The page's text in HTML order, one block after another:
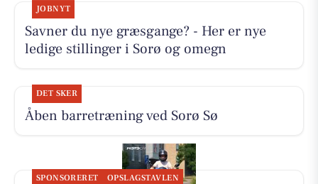
JOBNYT
Savner du nye græsgange? - Her er nye
ledige stillinger i Sorø og omegn
DET SKER
Åben barretræning ved Sorø Sø
SPONSORERET OPSLAGSTAVLEN